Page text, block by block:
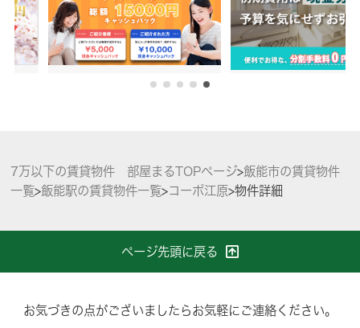
7万以下の賃貸物件 部屋まるTOPページ>飯能市の賃貸物件
一覧>飯能駅の賃貸物件一覧>コーポ江原>物件詳細
ページ先頭に戻る
お気づきの点がございましたらお気軽にご連絡ください。